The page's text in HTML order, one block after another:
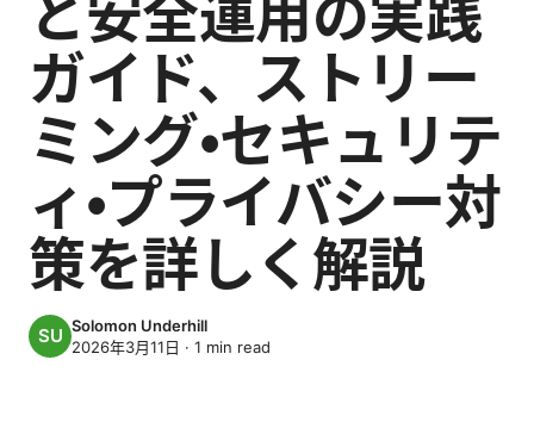
と安全運用の実践
ガイド、ストリー
ミング・セキュリテ
ィ・プライバシー対
策を詳しく解説
Solomon Underhill
2026年3月11日 · 1 min read